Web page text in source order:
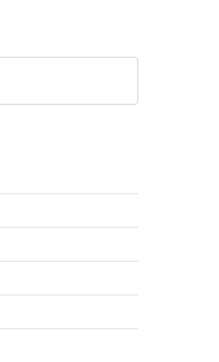
Pressione
tecla